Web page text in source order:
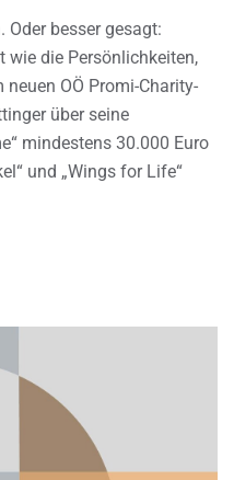
Oder besser gesagt:
wie die Persönlichkeiten,
OÖ Promi-Charity-
über seine
mindestens 30.000 Euro
und „Wings for Life“